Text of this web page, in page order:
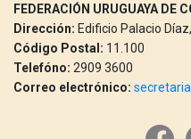
FEDERACIÓN URUGUAYA DE
Dirección: Edificio Palacio
Código Postal: 11.100
Telefóno: 2909 3600
Correo electrónico: